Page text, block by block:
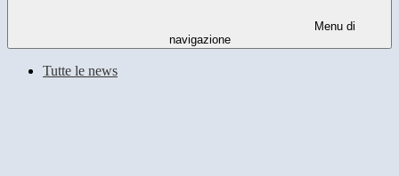
Menu di
navigazione
Tutte le news